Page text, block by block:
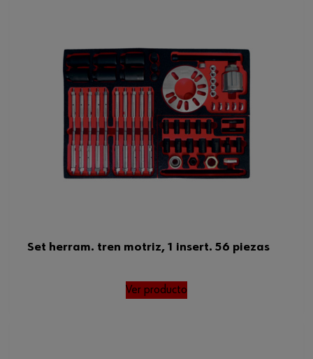
Set herram. tren motriz, 1 insert. 56 piezas
Ver producto